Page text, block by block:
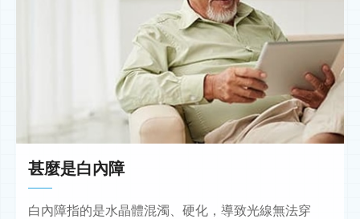
甚麼是白內障
白內障指的是水晶體混濁、硬化，導致光線無法穿